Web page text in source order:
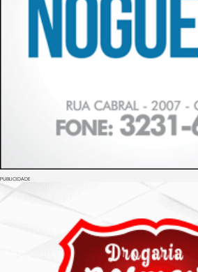
PUBLICIDADE